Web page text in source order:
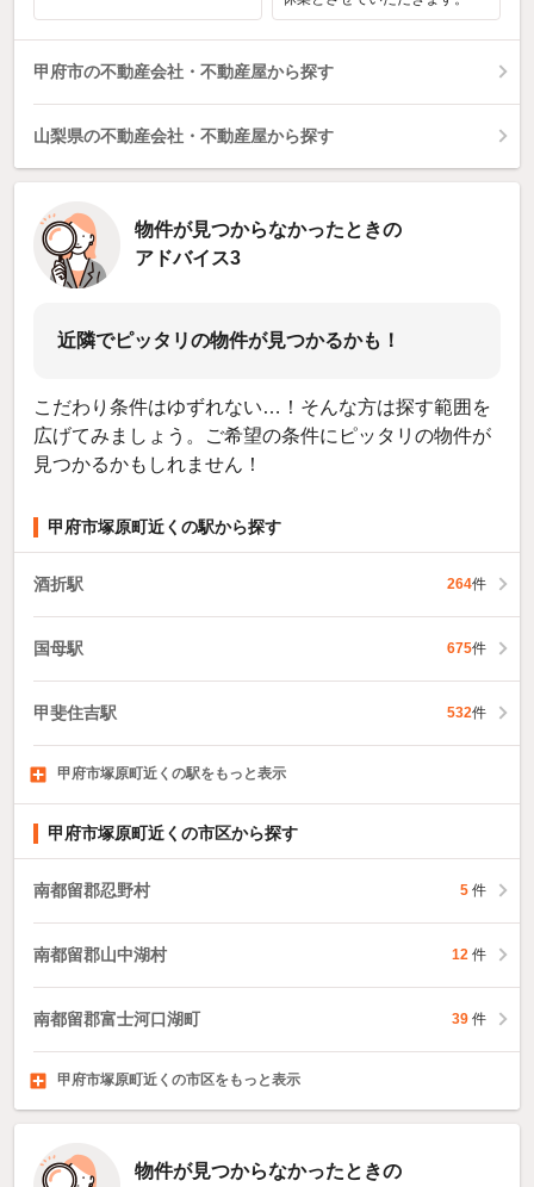
甲府市の不動産会社・不動産屋から探す
山梨県の不動産会社・不動産屋から探す
物件が見つからなかったときの
アドバイス3
近隣でピッタリの物件が見つかるかも！
こだわり条件はゆずれない…！そんな方は探す範囲を
広げてみましょう。ご希望の条件にピッタリの物件が
見つかるかもしれません！
甲府市塚原町近くの駅から探す
酒折駅 264件
国母駅 675件
甲斐住吉駅 532件
金手駅426件
善光寺駅331件
甲府駅1,351件
甲府市塚原町近くの駅をもっと表示
甲府市塚原町近くの市区から探す
南都留郡忍野村 5 件
南都留郡山中湖村 12 件
南都留郡富士河口湖町 39 件
富士吉田市45件
都留市81件
山梨市68件
甲府市塚原町近くの市区をもっと表示
物件が見つからなかったときの